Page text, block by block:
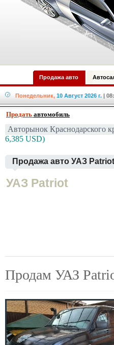
Продажа авто
Понедельник, 10 Август 2026 г. |
Продать автомобиль
Авторынок Краснодарского
6,385 USD)
Продажа авто УАЗ
УАЗ Patriot
Продам УАЗ